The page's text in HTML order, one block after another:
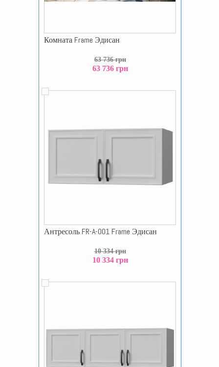
Комната Frame Эдисан
63 736 грн
63 736 грн
Антресоль FR-A-001 Frame Эдисан
10 334 грн
10 334 грн